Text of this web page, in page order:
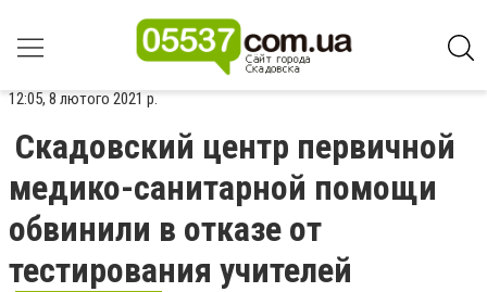
12:05, 8 лютого 2021 р.
Скадовский центр первичной
медико-санитарной помощи
обвинили в отказе от
тестирования учителей